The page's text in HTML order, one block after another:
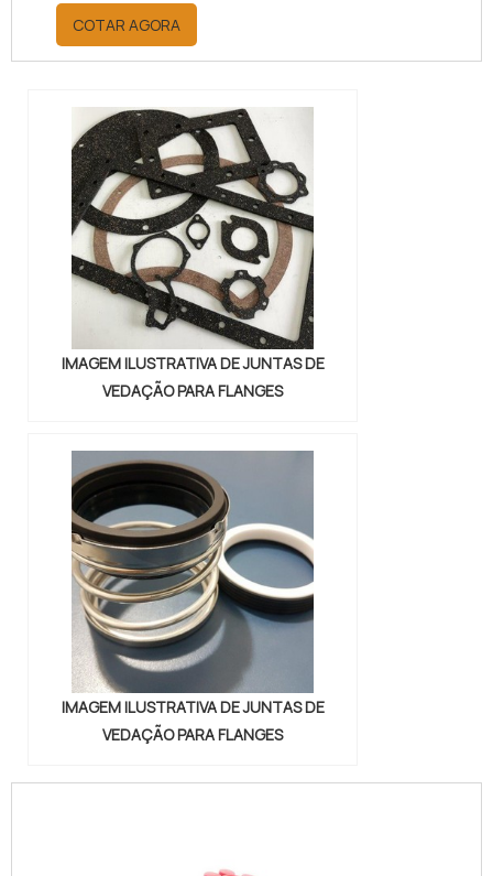
ramo e conhecendo a principal
referência em qualidade.MAIS
INFORMAÇÕES SOBRE AS JUNTAS
está à procura de juntas de vedação
para flanges em uma empresa
altamente qualificada, descobre o
site da Kaelved Indústria e Comércio.
Com grande expressão de me...
COTAR AGORA
IMAGEM ILUSTRATIVA DE JUNTAS DE
VEDAÇÃO PARA FLANGES
IMAGEM ILUSTRATIVA DE JUNTAS DE
VEDAÇÃO PARA FLANGES